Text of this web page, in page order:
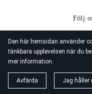
Den här hemsidan använder
tänkbara upplevelsen när du
mer information.
Avfärda Jag håller
© 2026